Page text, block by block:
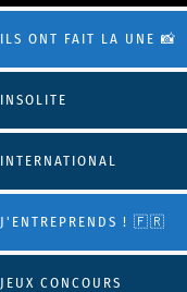
ILS ONT FAIT LA UNE 📸
INSOLITE
INTERNATIONAL
J'ENTREPRENDS ! 🇫🇷
JEUX CONCOURS